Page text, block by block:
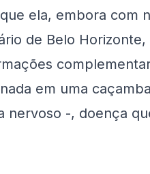
ela, embora com
de Belo
em uma
nervoso -, doença